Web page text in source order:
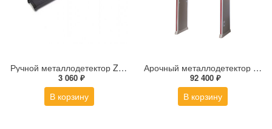
Ручной металлодетектор ZKTeco ZK-D100S (9V крона)
3 060 ₽
В корзину
Арочный металлодетектор TRASSIR TR-MD02
92 400 ₽
В корзину